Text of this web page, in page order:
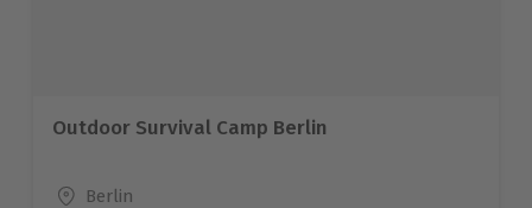
Outdoor Survival Camp Berlin
Standort
Berlin